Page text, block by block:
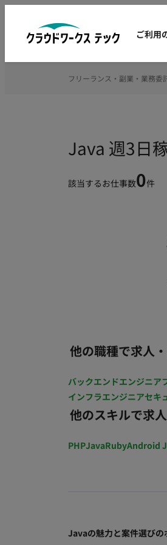
ご利用
Java 週3日
該当するお仕事数0件
他の職種で求人
バックエンドエンジニア
インフラエンジニアセキ
他のスキルで求
PHPJavaRubyAndroid
Javaの魅力と案件選びの
フリーランス・副業・業務委